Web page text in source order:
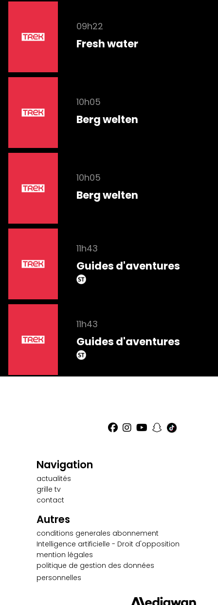
09h22
Fresh water
10h05
Berg welten
10h05
Berg welten
11h43
Guides d'aventures
11h43
Guides d'aventures
Navigation
actualités
grille tv
contact
Autres
conditions generales abonnement
Intelligence artificielle - Droit d'opposition
mention légales
politique de gestion des données
personnelles